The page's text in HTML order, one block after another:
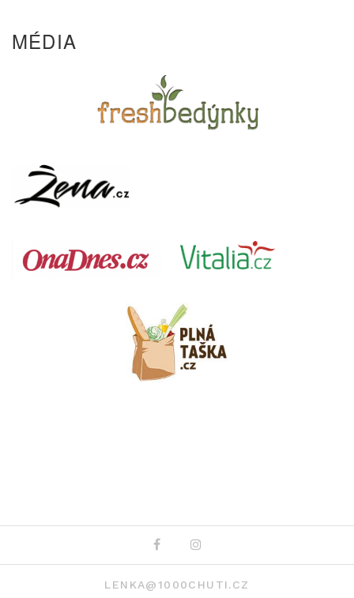
MÉDIA
FacebookInstagram
LENKA@1000CHUTI.CZ